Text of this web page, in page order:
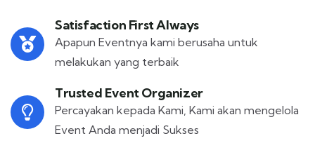
Satisfaction First Always
Apapun Eventnya kami berusaha untuk
melakukan yang terbaik
Trusted Event Organizer
Percayakan kepada Kami, Kami akan mengelola
Event Anda menjadi Sukses